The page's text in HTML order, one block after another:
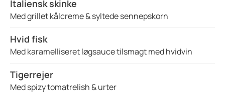
Italiensk skinke
Med grillet kålcreme & syltede sennepskorn
Hvid fisk
Med karamelliseret løgsauce tilsmagt med hvidvin
Tigerrejer
Med spizy tomatrelish & urter